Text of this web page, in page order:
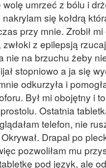
umrzeć z bólu i
się kołdrą
przy mnie. Zrobił
zwłoki z epilepsją
nie na brzuchu żeby
stopniowo a ja się
odkurzyła i
Był mi obojętny i
Ostatnia
telefon, nie
Drapal po
pozwoliłam mu
pod język, ale